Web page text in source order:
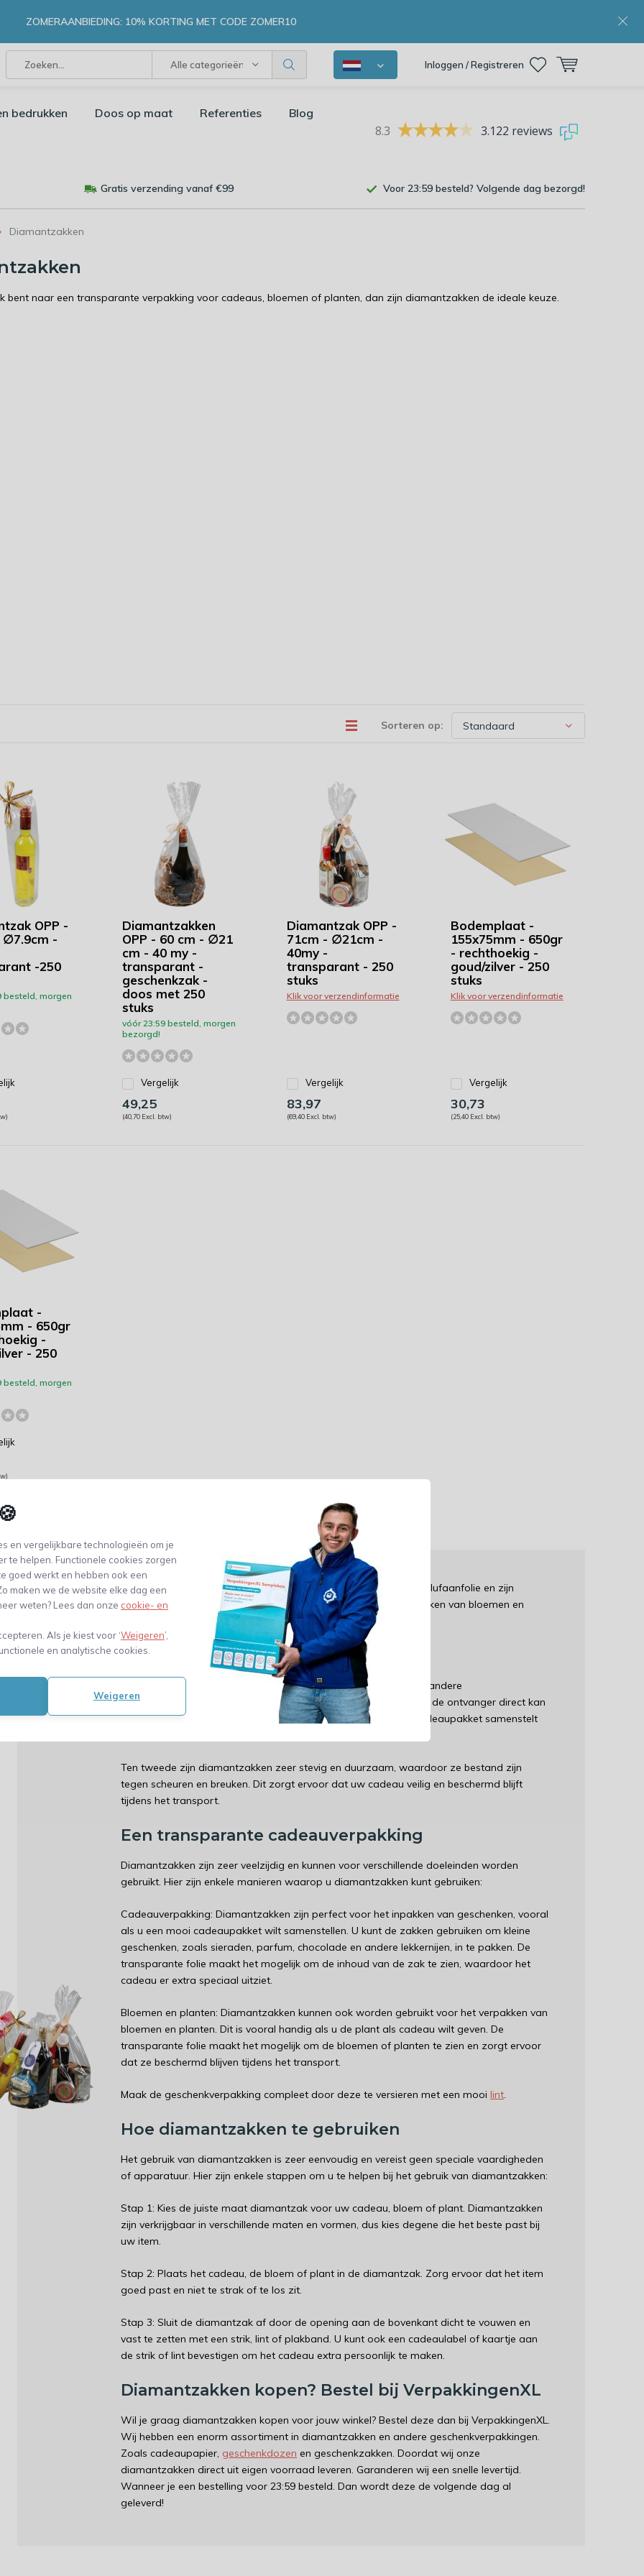
en vergelijkbare technologieën om je
te helpen. Functionele cookies zorgen
goed werkt en hebben ook een
maken we de website elke dag een
weten? Lees dan onze cookie- en
Als je kiest voor ‘Weigeren’,
en analytische cookies.
Weigeren
Alle categorieën Inloggen / Registreren
ZOMERAANBIEDING: 10% KORTING MET CODE ZOMER10
bedrukken Doos op maat Referenties Blog
8.3 3.122 reviews
Gratis verzending vanaf €99 Voor 23:59 besteld? Volgende dag bezorgd!
Diamantzakken
bent naar een transparante verpakking voor cadeaus, bloemen of planten, dan zijn diamantzakken de ideale keuze.
Sorteren op:
OPP -
∅7.9cm -
-250
besteld, morgen
Diamantzakken
OPP - 60 cm - ∅21
cm - 40 my -
transparant -
geschenkzak -
doos met 250
stuks
vóór 23:59 besteld, morgen
bezorgd!
Vergelijk
49,25
(40,70 Excl. btw)
Diamantzak OPP -
71cm - ∅21cm -
40my -
transparant - 250
stuks
Klik voor verzendinformatie
Vergelijk
83,97
(69,40 Excl. btw)
Bodemplaat -
155x75mm - 650gr
- rechthoekig -
goud/zilver - 250
stuks
Klik voor verzendinformatie
Vergelijk
30,73
(25,40 Excl. btw)
-
- 650gr
-
- 250
besteld, morgen
Deze geschenkverpakkingenzijn gemaakt van hoogwaardige cellufaanfolie en zijn
perfect voor het samenstellen van cadeaupakketten of het inpakken van bloemen en
planten. Het is dan ook een onmisbaar middel voor winkeliers.
Waarom diamantzakken gebruiken?
Diamantzakken bieden verschillende voordelen ten opzichte van andere
verpakkingsmaterialen. Ten eerste zijn ze transparant, waardoor de ontvanger direct kan
zien wat er in de verpakking zit. Dit is vooral handig als u een cadeaupakket samenstelt
Ten tweede zijn diamantzakken zeer stevig en duurzaam, waardoor ze bestand zijn
tegen scheuren en breuken. Dit zorgt ervoor dat uw cadeau veilig en beschermd blijft
tijdens het transport.
Een transparante cadeauverpakking
Diamantzakken zijn zeer veelzijdig en kunnen voor verschillende doeleinden worden
gebruikt. Hier zijn enkele manieren waarop u diamantzakken kunt gebruiken:
Cadeauverpakking: Diamantzakken zijn perfect voor het inpakken van geschenken, vooral
als u een mooi cadeaupakket wilt samenstellen. U kunt de zakken gebruiken om kleine
geschenken, zoals sieraden, parfum, chocolade en andere lekkernijen, in te pakken. De
transparante folie maakt het mogelijk om de inhoud van de zak te zien, waardoor het
cadeau er extra speciaal uitziet.
Bloemen en planten: Diamantzakken kunnen ook worden gebruikt voor het verpakken van
bloemen en planten. Dit is vooral handig als u de plant als cadeau wilt geven. De
transparante folie maakt het mogelijk om de bloemen of planten te zien en zorgt ervoor
dat ze beschermd blijven tijdens het transport.
Maak de geschenkverpakking compleet door deze te versieren met een mooi lint.
Hoe diamantzakken te gebruiken
Het gebruik van diamantzakken is zeer eenvoudig en vereist geen speciale vaardigheden
of apparatuur. Hier zijn enkele stappen om u te helpen bij het gebruik van diamantzakken:
Stap 1: Kies de juiste maat diamantzak voor uw cadeau, bloem of plant. Diamantzakken
zijn verkrijgbaar in verschillende maten en vormen, dus kies degene die het beste past bij
uw item.
Stap 2: Plaats het cadeau, de bloem of plant in de diamantzak. Zorg ervoor dat het item
goed past en niet te strak of te los zit.
Stap 3: Sluit de diamantzak af door de opening aan de bovenkant dicht te vouwen en
vast te zetten met een strik, lint of plakband. U kunt ook een cadeaulabel of kaartje aan
de strik of lint bevestigen om het cadeau extra persoonlijk te maken.
Diamantzakken kopen? Bestel bij VerpakkingenXL
Wil je graag diamantzakken kopen voor jouw winkel? Bestel deze dan bij VerpakkingenXL.
Wij hebben een enorm assortiment in diamantzakken en andere geschenkverpakkingen.
Zoals cadeaupapier, geschenkdozen en geschenkzakken. Doordat wij onze
diamantzakken direct uit eigen voorraad leveren. Garanderen wij een snelle levertijd.
Wanneer je een bestelling voor 23:59 besteld. Dan wordt deze de volgende dag al
geleverd!